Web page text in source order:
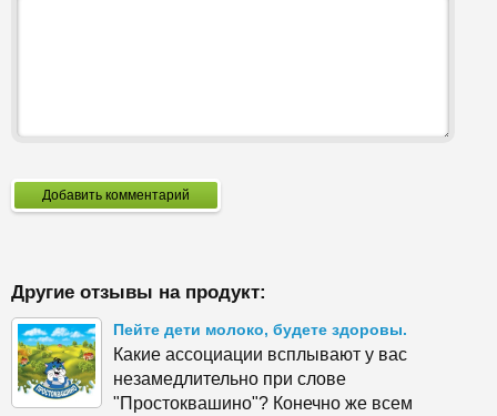
Добавить комментарий
Другие отзывы на продукт:
Пейте дети молоко, будете здоровы.
Какие ассоциации всплывают у вас
незамедлительно при слове
"Простоквашино"? Конечно же всем